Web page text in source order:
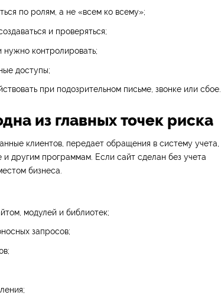
по ролям, а не «всем ко всему»;
и проверяться;
контролировать;
доступы;
при подозрительном письме, звонке или сбое.
из главных точек риска
клиентов, передает обращения в систему учета,
и другим программам. Если сайт сделан без учета
бизнеса.
модулей и библиотек;
запросов;